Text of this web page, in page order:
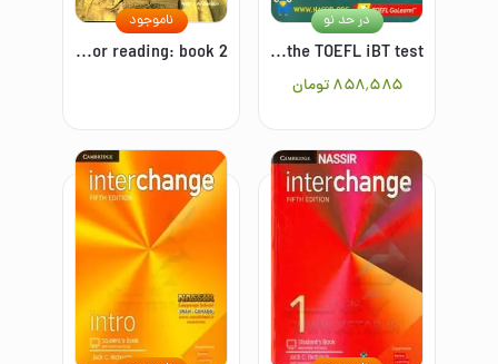
The official guide to the TOEFL iBT test
۸۵۸٬۵۸۵ تومان
در حد نو
Active skills for reading: book 2
ناموجود